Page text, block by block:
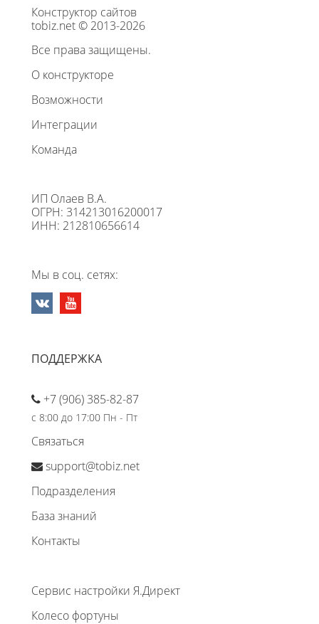
Конструктор сайтов
tobiz.net © 2013-2026
Все права защищены.
О конструкторе
Возможности
Интеграции
Команда
ИП Олаев В.А.
ОГРН: 314213016200017
ИНН: 212810656614
Мы в соц. сетях:
ПОДДЕРЖКА
+7 (906) 385-82-87
с 8:00 до 17:00 Пн - Пт
Связаться
support@tobiz.net
Подразделения
База знаний
Контакты
Сервис настройки Я.Директ
Колесо фортуны